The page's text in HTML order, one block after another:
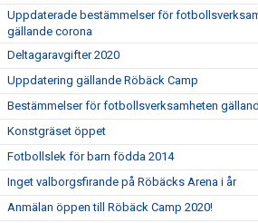
Uppdaterade bestämmelser för
gällande corona
Deltagaravgifter 2020
Uppdatering gällande Röbäck Camp
Bestämmelser för fotbollsverksamheten
Konstgräset öppet
Fotbollslek för barn födda 2014
Inget valborgsfirande på Röbäcks Arena i år
Anmälan öppen till Röbäck Camp 2020!